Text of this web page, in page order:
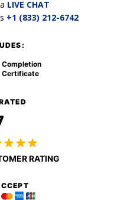
LIVE CHAT
+1 (833) 212-6742
Completion
Certificate
RATING